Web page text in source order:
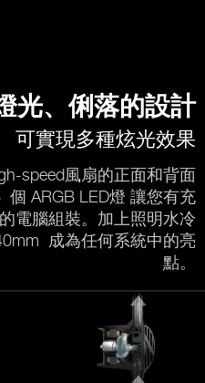
光、俐落的設計
可實現多種炫光效果
speed風扇的正面和背面
個 ARGB LED燈 讓您有充
電腦組裝。加上照明水冷
成為任何系統中的亮
點。